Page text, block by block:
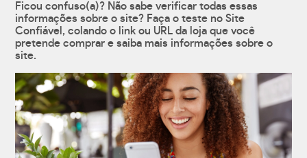
Ficou confuso(a)? Não sabe verificar todas essas
informações sobre o site? Faça o teste no Site
Confiável, colando o link ou URL da loja que você
pretende comprar e saiba mais informações sobre o
site.